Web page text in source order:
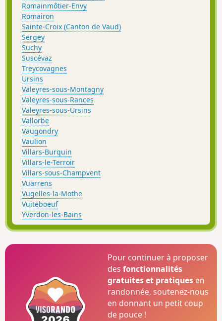
Romainmôtier-Envy
Romairon
Sainte-Croix (Canton de Vaud)
Sergey
Suchy
Suscévaz
Treycovagnes
Ursins
Valeyres-sous-Montagny
Valeyres-sous-Rances
Valeyres-sous-Ursins
Vallorbe
Vaugondry
Vaulion
Villars-Burquin
Villars-le-Terroir
Villars-sous-Champvent
Vuarrens
Vugelles-la-Mothe
Vuiteboeuf
Yverdon-les-Bains
Pour continuer à proposer
desfonctionnalités
gratuites et pratiques en
randonnée, soutenez-nous
en donnant un petit coup
de pouce !